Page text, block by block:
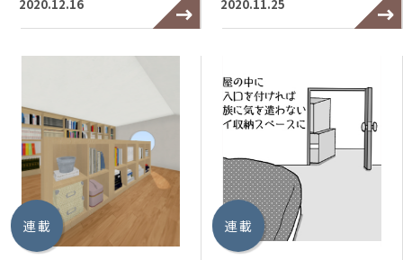
2020.12.16 2020.11.25
連 載 連 載